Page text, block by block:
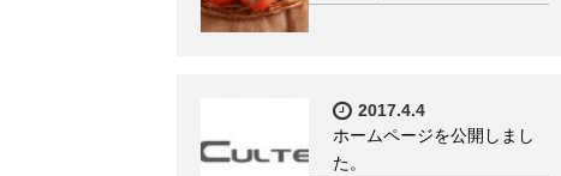
2017.4.4
ホームページを公開しまし
た。